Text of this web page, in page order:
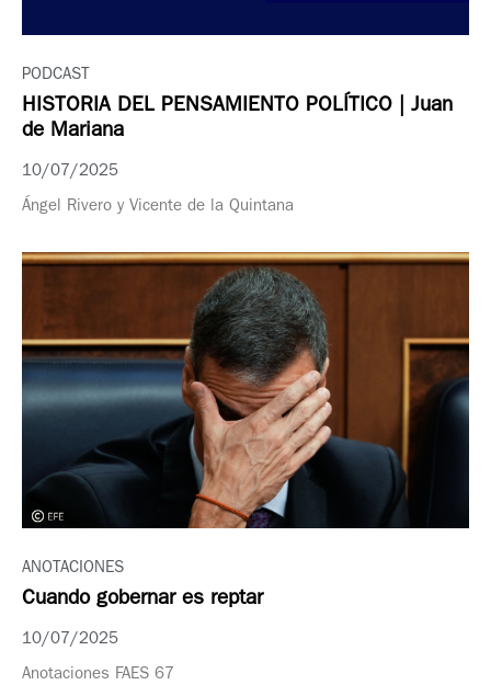
PODCAST
HISTORIA DEL PENSAMIENTO POLÍTICO | Juan
de Mariana
10/07/2025
Ángel Rivero y Vicente de la Quintana
ANOTACIONES
Cuando gobernar es reptar
10/07/2025
Anotaciones FAES 67